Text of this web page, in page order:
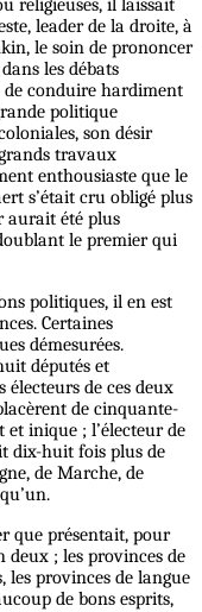
religieuses, il laissait
leader de la droite, à
le soin de prononcer
les débats
de conduire hardiment
politique
son désir
travaux
enthousiaste que le
s’était cru obligé plus
aurait été plus
le premier qui
politiques, il en est
Certaines
démesurées.
députés et
électeurs de ces deux
de cinquante-
inique ; l’électeur de
dix-huit fois plus de
de Marche, de
que présentait, pour
deux ; les provinces de
provinces de langue
de bons esprits,